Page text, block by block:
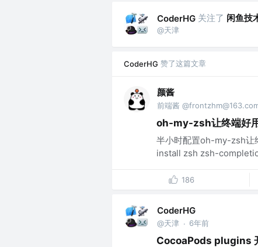
CoderHG 关注了 闲鱼技
@天津
CoderHG 赞了这篇文章
颜酱
前端酱
oh-my-zsh让终端好
半小时配置oh-my-zsh让
install zsh zsh-
186
CoderHG
@天津 · 6年前
CocoaPods plugins